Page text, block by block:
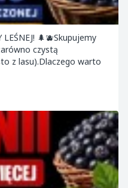
LEŚNEJ! 🌲🫐Skupujemy
czystą
z lasu).Dlaczego warto